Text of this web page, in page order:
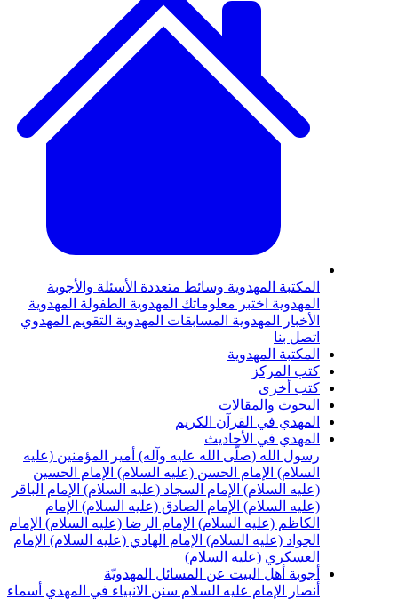
المهدويةوسائط متعددةالأسئلة والأجوبة
اختبر معلوماتك المهدويةالطفولة المهدوية
المهدويةالمسابقات المهدويةالتقويم المهدوي
المهدوية
والمقالات
في القرآن الكريم
في الأحاديث
الله (صلّى الله عليه وآله) أمير المؤمنين (عليه
الإمام الحسن (عليه السلام) الإمام الحسين
الإمام السجاد (عليه السلام) الإمام الباقر
الإمام الصادق (عليه السلام) الإمام
(عليه السلام) الإمام الرضا (عليه السلام) الإمام
(عليه السلام) الإمام الهادي (عليه السلام) الإمام
(عليه السلام)
أهل البيت عن المسائل المهدويّة
الإمام عليه السلامسنن الانبياء في المهديأسماء